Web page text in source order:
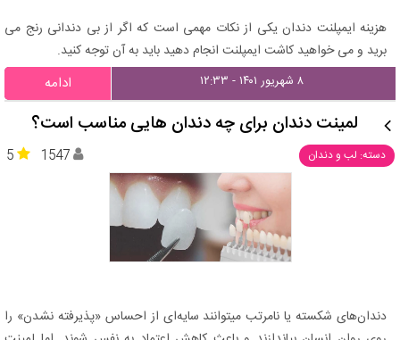
هزینه ایمپلنت دندان یکی از نکات مهمی است که اگر از بی دندانی رنج می
برید و می خواهید کاشت ایمپلنت انجام دهید باید به آن توجه کنید.
۸ شهریور ۱۴۰۱ - ۱۲:۳۳ ادامه
لمینت دندان برای چه دندان هایی مناسب است؟
دسته: لب و دندان 5 1547
دندان‌های شکسته یا نامرتب می‎توانند سایه‌ای از احساس «پذیرفته نشدن» را